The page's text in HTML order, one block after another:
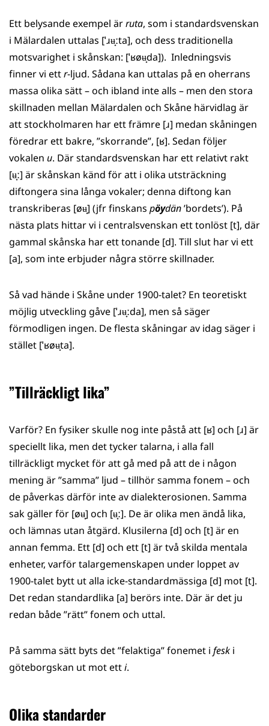
Ett belysande exempel ärruta, som i standardsvenskan
i Mälardalen uttalas [ˈɹʉ̟ːta], och dess traditionella
motsvarighet i skånskan: [ˈʁøʉ̟da]). Inledningsvis
finner vi ettr-ljud. Sådana kan uttalas på en oherrans
massa olika sätt – och ibland inte alls – men den stora
skillnaden mellan Mälardalen och Skåne härvidlag är
att stockholmaren har ett främre [ɹ] medan skåningen
föredrar ett bakre, ”skorrande”, [ʁ]. Sedan följer
vokalen u. Där standardsvenskan har ett relativt rakt
[ʉ̟ː] är skånskan känd för att i olika utsträckning
diftongera sina långa vokaler; denna diftong kan
transkriberas [øʉ̟] (jfr finskans pöydän’bordets’). På
nästa plats hittar vi i centralsvenskan ett tonlöst [t], där
gammal skånska har ett tonande [d]. Till slut har vi ett
[a], som inte erbjuder några större skillnader.
Så vad hände i Skåne under 1900-talet? En teoretiskt
möjlig utveckling gåve [ˈɹʉ̟ːda], men så säger
förmodligen ingen. De flesta skåningar av idag säger i
stället [ˈʁøʉ̟ta].
”Tillräckligt lika”
Varför? En fysiker skulle nog inte påstå att [ʁ] och [ɹ] är
speciellt lika, men det tycker talarna, i alla fall
tillräckligt mycket för att gå med på att de i någon
mening är ”samma” ljud – tillhör samma fonem – och
de påverkas därför inte av dialekterosionen. Samma
sak gäller för [øʉ̟] och [ʉ̟ː]. De är olika men ändå lika,
och lämnas utan åtgärd. Klusilerna [d] och [t] är en
annan femma. Ett [d] och ett [t] är två skilda mentala
enheter, varför talargemenskapen under loppet av
1900-talet bytt ut alla icke-standardmässiga [d] mot [t].
Det redan standardlika [a] berörs inte. Där är det ju
redan både ”rätt” fonem och uttal.
På samma sätt byts det ”felaktiga” fonemet i fesk i
göteborgskan ut mot etti.
Olika standarder